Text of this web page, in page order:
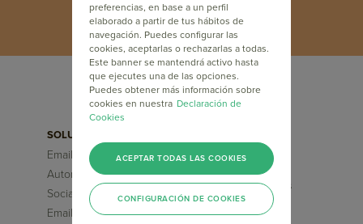
SOLUCIONES
Email Marketing
Automation Marketing
Social Media ChatBot
Email Transaccional
Segmentaciones
Flujos pre-diseñados
Inteligencia Artificial
preferencias, en base a un perfil
elaborado a partir de tus hábitos de
navegación. Puedes configurar las
cookies, aceptarlas o rechazarlas a todas.
Este banner se mantendrá activo hasta
que ejecutes una de las opciones.
Puedes obtener más información sobre
cookies en nuestra Declaración de
Cookies
ACEPTAR TODAS LAS COOKIES
CONFIGURACIÓN DE COOKIES